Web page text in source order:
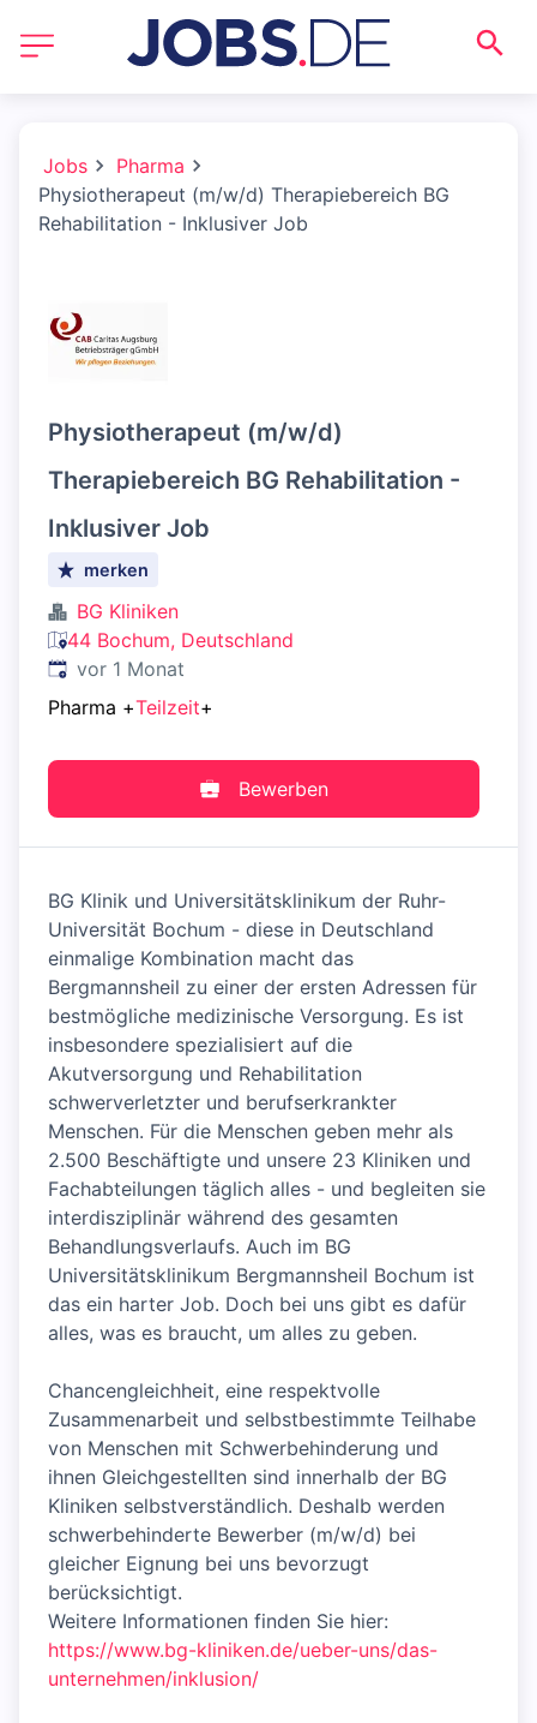
Jobs
Pharma
Physiotherapeut (m/w/d) Therapiebereich BG
Rehabilitation - Inklusiver Job
Physiotherapeut (m/w/d)
Therapiebereich BG Rehabilitation -
Inklusiver Job
merken
BG Kliniken
44 Bochum, Deutschland
Veröffentlicht:
vor 1 Monat
Pharma +Teilzeit+
Bewerben
BG Klinik und Universitätsklinikum der Ruhr-
Universität Bochum - diese in Deutschland
einmalige Kombination macht das
Bergmannsheil zu einer der ersten Adressen für
bestmögliche medizinische Versorgung. Es ist
insbesondere spezialisiert auf die
Akutversorgung und Rehabilitation
schwerverletzter und berufserkrankter
Menschen. Für die Menschen geben mehr als
2.500 Beschäftigte und unsere 23 Kliniken und
Fachabteilungen täglich alles - und begleiten sie
interdisziplinär während des gesamten
Behandlungsverlaufs. Auch im BG
Universitätsklinikum Bergmannsheil Bochum ist
das ein harter Job. Doch bei uns gibt es dafür
alles, was es braucht, um alles zu geben.
Chancengleichheit, eine respektvolle
Zusammenarbeit und selbstbestimmte Teilhabe
von Menschen mit Schwerbehinderung und
ihnen Gleichgestellten sind innerhalb der BG
Kliniken selbstverständlich. Deshalb werden
schwerbehinderte Bewerber (m/w/d) bei
gleicher Eignung bei uns bevorzugt
berücksichtigt.
Weitere Informationen finden Sie hier:
https://www.bg-kliniken.de/ueber-uns/das-
unternehmen/inklusion/